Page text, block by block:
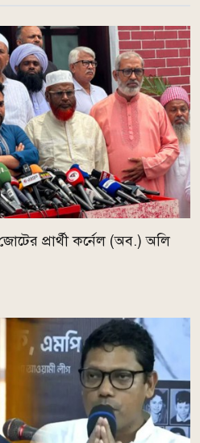
জোটের প্রার্থী কর্নেল (অব.) অলি